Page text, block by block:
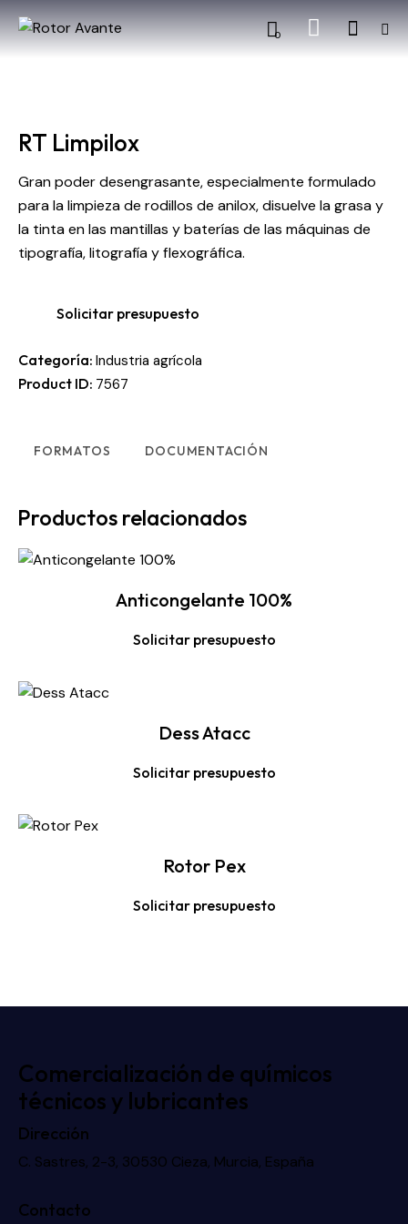
0
RT Limpilox
Gran poder desengrasante, especialmente formulado
para la limpieza de rodillos de anilox, disuelve la grasa y
la tinta en las mantillas y baterías de las máquinas de
tipografía, litografía y flexográfica.
Solicitar presupuesto
Categoría: Industria agrícola
Product ID: 7567
FORMATOS DOCUMENTACIÓN
Productos relacionados
Anticongelante 100%
Solicitar presupuesto
Dess Atacc
Solicitar presupuesto
Rotor Pex
Solicitar presupuesto
Comercialización de químicos
técnicos y lubricantes
Dirección
C. Sastres, 2-3, 30530 Cieza, Murcia, España
Contacto